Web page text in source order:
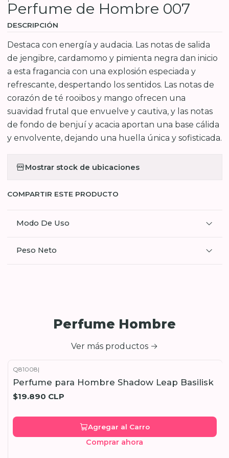
Perfume de Hombre 007
DESCRIPCIÓN
Destaca con energía y audacia. Las notas de salida
de jengibre, cardamomo y pimienta negra dan inicio
a esta fragancia con una explosión especiada y
refrescante, despertando los sentidos. Las notas de
corazón de té rooibos y mango ofrecen una
suavidad frutal que envuelve y cautiva, y las notas
de fondo de benjuí y acacia aportan una base cálida
y envolvente, dejando una huella única y sofisticada.
Mostrar stock de ubicaciones
COMPARTIR ESTE PRODUCTO
Modo De Uso
Peso Neto
Perfume Hombre
Ver más productos
Q81008|
Perfume para Hombre Shadow Leap Basilisk
$19.890 CLP
Agregar al Carro
Comprar ahora